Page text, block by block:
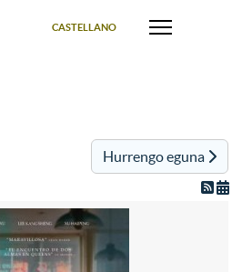
CASTELLANO
Hurrengo eguna